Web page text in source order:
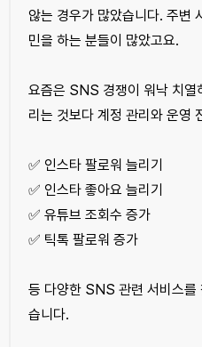
않는 경우가 많았습니다. 주변
민을 하는 분들이 많았고요.
요즘은 SNS 경쟁이 워낙 치열
리는 것보다 계정 관리와 운영
✅ 인스타 팔로워 늘리기
✅ 인스타 좋아요 늘리기
✅ 유튜브 조회수 증가
✅ 틱톡 팔로워 증가
등 다양한 SNS 관련 서비스를
습니다.